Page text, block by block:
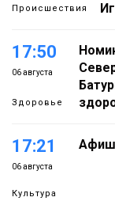
Происшествия
17:50
06 августа
Здоровье
17:21
06 августа
Культура